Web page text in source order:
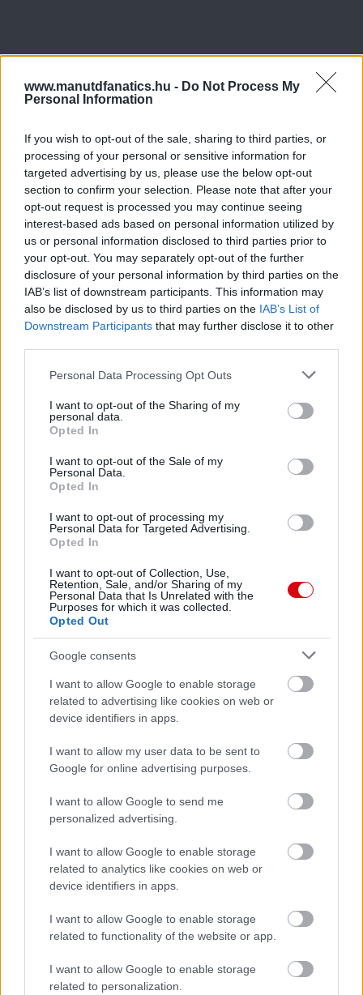
www.manutdfanatics.hu - Do Not Process My
Personal Information
If you wish to opt-out of the sale, sharing to third parties, or
processing of your personal or sensitive information for
targeted advertising by us, please use the below opt-out
section to confirm your selection. Please note that after your
opt-out request is processed you may continue seeing
interest-based ads based on personal information utilized by
us or personal information disclosed to third parties prior to
your opt-out. You may separately opt-out of the further
disclosure of your personal information by third parties on the
IAB’s list of downstream participants. This information may
also be disclosed by us to third parties on the IAB’s List of
Downstream Participants that may further disclose it to other
Please note that this website/app uses one or more Google
not limited to your visit or usage behaviour. You may click to
grant or deny consent to Google and its third-party tags to
use your data for below specified purposes in below Google
consent section.
Personal Data Processing Opt Outs
I want to opt-out of the Sharing of my
personal data.
Opted In
I want to opt-out of the Sale of my
Personal Data.
Opted In
I want to opt-out of processing my
Personal Data for Targeted Advertising.
Opted In
I want to opt-out of Collection, Use,
Retention, Sale, and/or Sharing of my
Personal Data that Is Unrelated with the
Purposes for which it was collected.
Opted Out
Google consents
I want to allow Google to enable storage
related to advertising like cookies on web or
device identifiers in apps.
I want to allow my user data to be sent to
Google for online advertising purposes.
I want to allow Google to send me
personalized advertising.
I want to allow Google to enable storage
related to analytics like cookies on web or
device identifiers in apps.
I want to allow Google to enable storage
related to functionality of the website or app.
I want to allow Google to enable storage
related to personalization.
Meccs Center
Paris Saint-Germainvs
Manchester United
Felkészülési szezon 4. mérkőzés
Nya Ullevi, Göteborg
2026-08-08 17:00
2 nap 1 óra 34 perc 1 másodperc
Leeds UnitedvsManchester United2026-08-12 20:30
AC Milan Manchester United 2026-08-15 18:00
Támogatás
Támogasd adományoddal